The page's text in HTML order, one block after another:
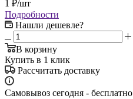
1 ₽/шт
Подробности
Нашли дешевле?
В корзину
Купить в 1 клик
Рассчитать доставку
Самовывоз сегодня - бесплатно